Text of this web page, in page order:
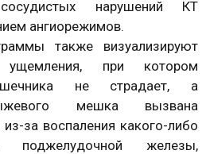
нарушений КТ
ангиорежимов.
также визуализируют
ущемления, при котором
не страдает, а
мешка вызвана
за воспаления какого-либо
железы,